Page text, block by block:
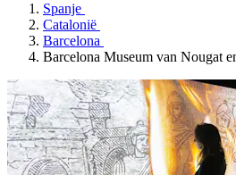
Spanje
Catalonië
Barcelona
Barcelona Museum van Nougat